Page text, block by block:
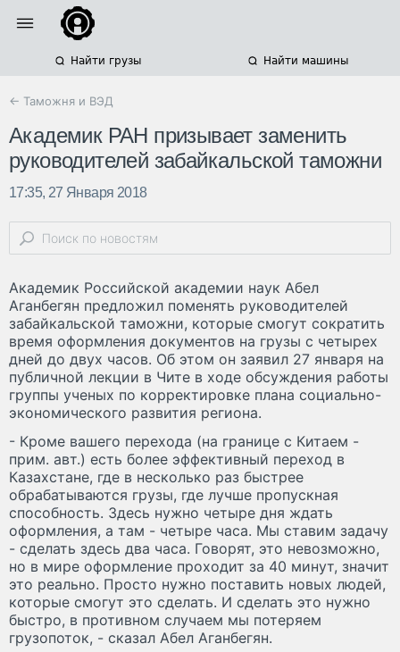
Найти грузы Найти машины
← Таможня и ВЭД
Академик РАН призывает заменить
руководителей забайкальской таможни
17:35, 27 Января 2018
Академик Российской академии наук Абел
Аганбегян предложил поменять руководителей
забайкальской таможни, которые смогут сократить
время оформления документов на грузы с четырех
дней до двух часов. Об этом он заявил 27 января на
публичной лекции в Чите в ходе обсуждения работы
группы ученых по корректировке плана социально-
экономического развития региона.
- Кроме вашего перехода (на границе с Китаем -
прим. авт.) есть более эффективный переход в
Казахстане, где в несколько раз быстрее
обрабатываются грузы, где лучше пропускная
способность. Здесь нужно четыре дня ждать
оформления, а там - четыре часа. Мы ставим задачу
- сделать здесь два часа. Говорят, это невозможно,
но в мире оформление проходит за 40 минут, значит
это реально. Просто нужно поставить новых людей,
которые смогут это сделать. И сделать это нужно
быстро, в противном случаем мы потеряем
грузопоток, - сказал Абел Аганбегян.